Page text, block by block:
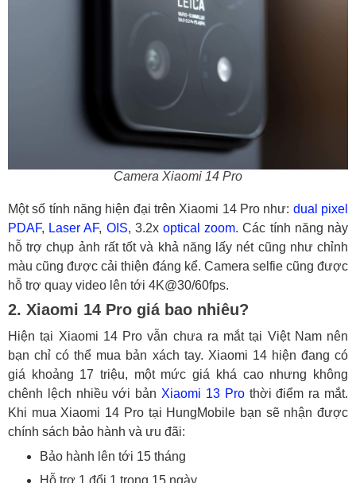
Camera Xiaomi 14 Pro
Một số tính năng hiện đại trên Xiaomi 14 Pro như: dual pixel
PDAF, Laser AF, OIS, 3.2xoptical zoom. Các tính năng này
hỗ trợ chụp ảnh rất tốt và khả năng lấy nét cũng như chỉnh
màu cũng được cải thiện đáng kể. Camera selfie cũng được
hỗ trợ quay video lên tới 4K@30/60fps.
2. Xiaomi 14 Pro giá bao nhiêu?
Hiện tại Xiaomi 14 Pro vẫn chưa ra mắt tại Việt Nam nên
bạn chỉ có thể mua bản xách tay. Xiaomi 14 hiện đang có
giá khoảng 17 triệu, một mức giá khá cao nhưng không
chênh lệch nhiều với bản Xiaomi 13 Prothời điểm ra mắt.
Khi mua Xiaomi 14 Pro tại HungMobile bạn sẽ nhận được
chính sách bảo hành và ưu đãi:
Bảo hành lên tới 15 tháng
Hỗ trợ 1 đổi 1 trong 15 ngày